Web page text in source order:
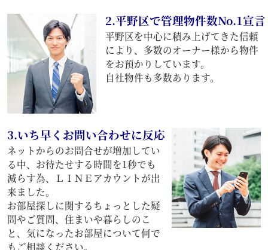
2.平野区で管理物件数No.1宣言
平野区を中心に積み上げてきた信頼
により、多数のオーナー様から物件
をお預かりしています。
自社物件も多数あります。
3.いち早くお問い合わせに反応
ネットからのお問合せが増加してい
る中、お待たせする時間を1秒でも
減らす為、ＬＩＮＥアカウントが出
来ました。
お部屋探しに関するちょっとした疑
問やご質問、住まいや暮らしのこ
と、気になったお部屋について何で
もご相談ください。